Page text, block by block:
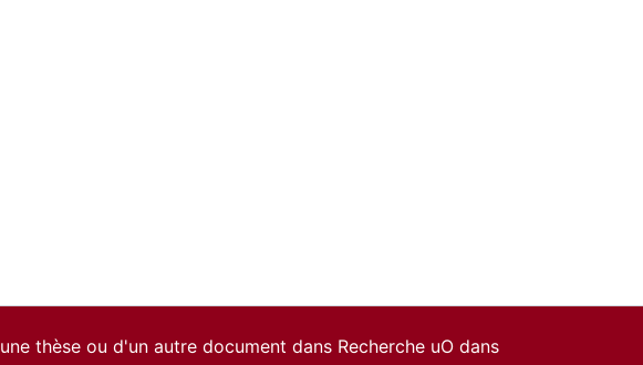
thèse ou d'un autre document dans Recherche uO dans